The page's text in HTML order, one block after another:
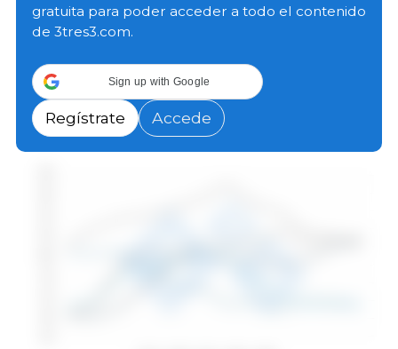
En diciembre, los
debilidad de la demanda de importaciones en Asia,
pese a una subida de las ventas internas estacionales
en algunos países exportadores.
gratuita para poder acceder a todo el contenido
de 3tres3.com.
Sign up with Google
Regístrate Accede